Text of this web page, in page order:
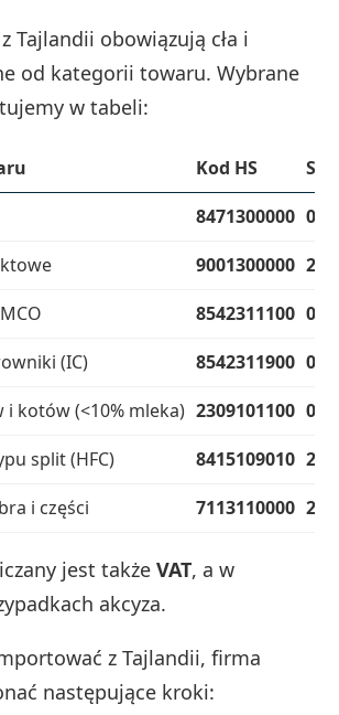
Tajlandii obowiązują cła i
od kategorii towaru. Wybrane
w tabeli:
Kod HS
8471300000 0%
9001300000
8542311100 0%
(IC)
8542311900 0%
i kotów (<10% mleka) 2309101100 0%
split (HFC)
8415109010
i części
7113110000
jest takżeVAT, a w
akcyza.
z Tajlandii, firma
następujące kroki: